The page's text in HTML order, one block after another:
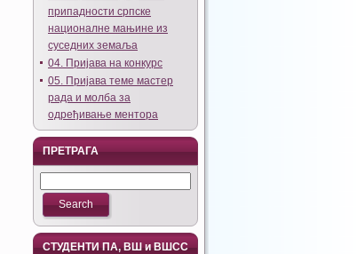
припадности српске
националне мањине из
суседних земаља
04. Пријава на конкурс
05. Пријава теме мастер
рада и молба за
одређивање ментора
ПРЕТРАГА
СТУДЕНТИ ПА, ВШ и ВШСС